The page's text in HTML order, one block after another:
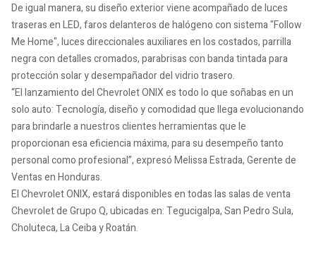
De igual manera, su diseño exterior viene acompañado de luces
traseras en LED, faros delanteros de halógeno con sistema "Follow
Me Home", luces direccionales auxiliares en los costados, parrilla
negra con detalles cromados, parabrisas con banda tintada para
protección solar y desempañador del vidrio trasero.
“El lanzamiento del Chevrolet ONIX es todo lo que soñabas en un
solo auto: Tecnología, diseño y comodidad que llega evolucionando
para brindarle a nuestros clientes herramientas que le
proporcionan esa eficiencia máxima, para su desempeño tanto
personal como profesional”, expresó Melissa Estrada, Gerente de
Ventas en Honduras.
El Chevrolet ONIX, estará disponibles en todas las salas de venta
Chevrolet de Grupo Q, ubicadas en: Tegucigalpa, San Pedro Sula,
Choluteca, La Ceiba y Roatán.